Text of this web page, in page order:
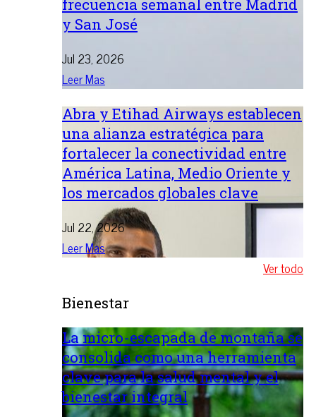
frecuencia semanal entre Madrid
y San José
Jul 23, 2026
Leer Mas
Abra y Etihad Airways establecen
una alianza estratégica para
fortalecer la conectividad entre
América Latina, Medio Oriente y
los mercados globales clave
Jul 22, 2026
Leer Mas
Ver todo
Bienestar
La micro-escapada de montaña se
consolida como una herramienta
clave para la salud mental y el
bienestar integral